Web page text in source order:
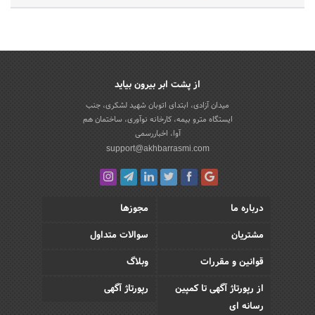
ترین و مطمئن ترین روش ممکن برای کلیه کاربران خود انجام گیرد. رضایت
از پشت ابر بیرون بیاید
میدان آزادی، ابتدای اتوبان شهید لشکری، جنب
ایستگاه مترو بیمه، کارخانه نوآوری، ساختمان هم
آوا، اخباررسمی
support@akhbarrasmi.com
درباره ما
مجوزها
مشتریان
سوالات متداول
قوانین و مقررات
وبلاگ
از رپورتاژ آگهی تا کمپین
رسانه ای
رپورتاژ آگهی